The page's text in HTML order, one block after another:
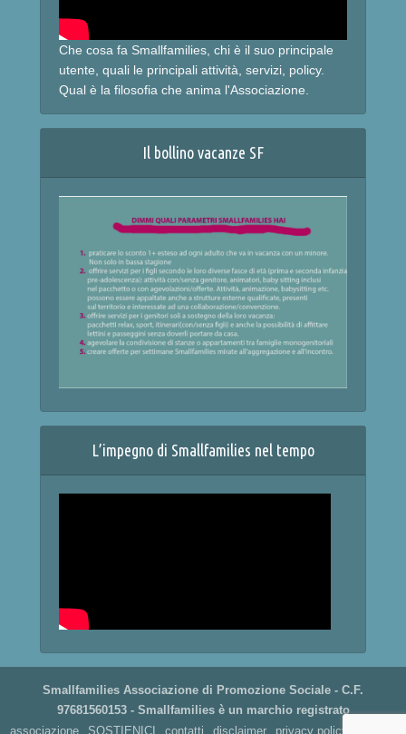
Che cosa fa Smallfamilies, chi è il suo principale
utente, quali le principali attività, servizi, policy.
Qual è la filosofia che anima l'Associazione.
Il bollino vacanze SF
L’impegno di Smallfamilies nel tempo
Smallfamilies Associazione di Promozione Sociale - C.F.
97681560153 - Smallfamilies è un marchio registrato
associazione
SOSTIENICI contatti disclaimer privacy policy